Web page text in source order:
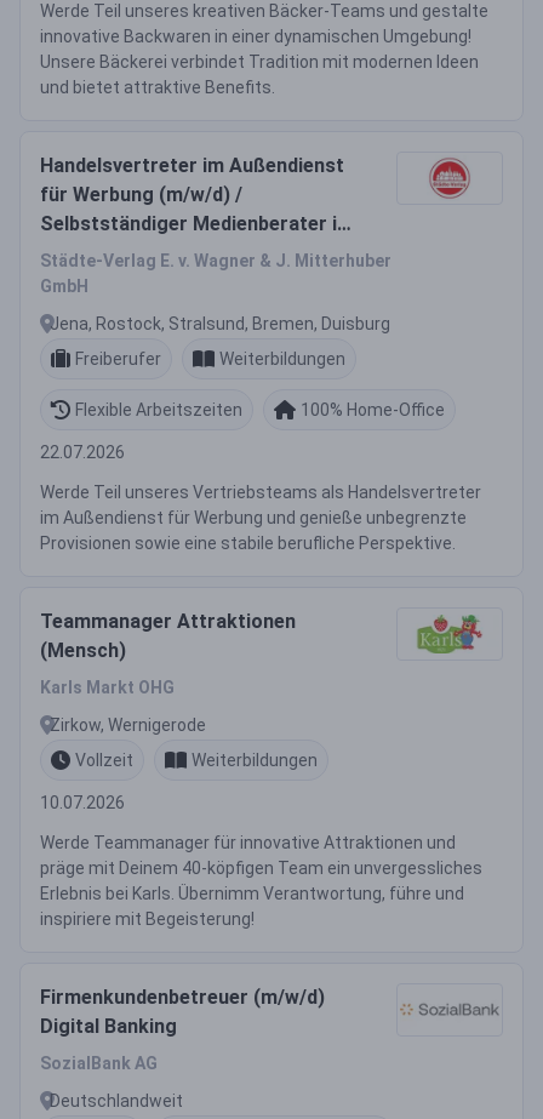
Werde Teil unseres kreativen Bäcker-Teams und gestalte
innovative Backwaren in einer dynamischen Umgebung!
Unsere Bäckerei verbindet Tradition mit modernen Ideen
und bietet attraktive Benefits.
Handelsvertreter im Außendienst
für Werbung (m/w/d) /
Selbstständiger Medienberater im
Direktvertrieb (m/w/d)
Städte-Verlag E. v. Wagner & J. Mitterhuber
GmbH
Jena, Rostock, Stralsund, Bremen, Duisburg
Freiberufer
Weiterbildungen
Flexible Arbeitszeiten 100% Home-Office
22.07.2026
Werde Teil unseres Vertriebsteams als Handelsvertreter
im Außendienst für Werbung und genieße unbegrenzte
Provisionen sowie eine stabile berufliche Perspektive.
Teammanager Attraktionen
(Mensch)
Karls Markt OHG
Zirkow, Wernigerode
Vollzeit
Weiterbildungen
10.07.2026
Werde Teammanager für innovative Attraktionen und
präge mit Deinem 40-köpfigen Team ein unvergessliches
Erlebnis bei Karls. Übernimm Verantwortung, führe und
inspiriere mit Begeisterung!
Firmenkundenbetreuer (m/w/d)
Digital Banking
SozialBank AG
Deutschlandweit